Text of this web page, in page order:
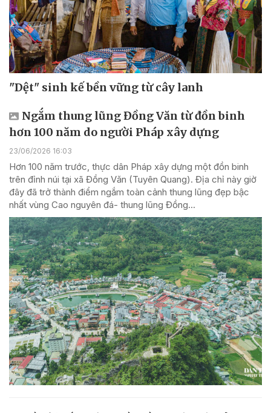
"Dệt" sinh kế bền vững từ cây lanh
Ngắm thung lũng Đồng Văn từ đồn binh
hơn 100 năm do người Pháp xây dựng
23/06/2026 16:03
Hơn 100 năm trước, thực dân Pháp xây dựng một đồn binh
trên đỉnh núi tại xã Đồng Văn (Tuyên Quang). Địa chỉ này giờ
đây đã trở thành điểm ngắm toàn cảnh thung lũng đẹp bậc
nhất vùng Cao nguyên đá- thung lũng Đồng...